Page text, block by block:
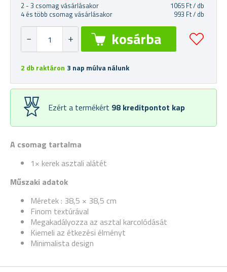
A csomag tartalma
1× kerek asztali alátét
Műszaki adatok
Méretek : 38,5 × 38,5 cm
Finom textúrával
Megakadályozza az asztal karcolódását
Kiemeli az étkezési élményt
Minimalista design
2 - 3 csomag vásárlásakor
1065 Ft / db
4 és több csomag vásárlásakor
993 Ft / db
2 db raktáron 3 nap múlva nálunk
Ezért a termékért 98 kreditpontot kap